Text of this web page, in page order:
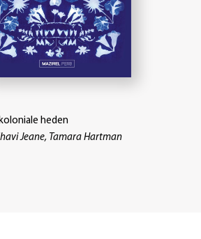
heden
Jeane, Tamara Hartman